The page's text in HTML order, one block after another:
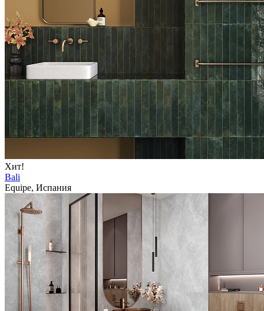
Хит!
Bali
Equipe, Испания